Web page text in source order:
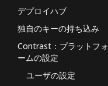
デプロイハブ
独自のキーの持ち込み
Contrast：プラットフォ
ームの設定
ユーザの設定